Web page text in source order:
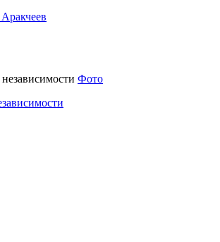
Фото